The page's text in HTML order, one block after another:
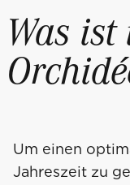
Was
Um einen
Jahreszeit zu